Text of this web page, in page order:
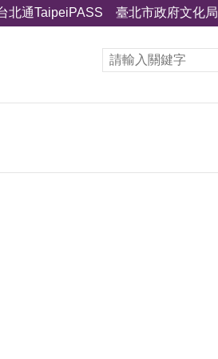
北通TaipeiPASS 臺北市政府文化局